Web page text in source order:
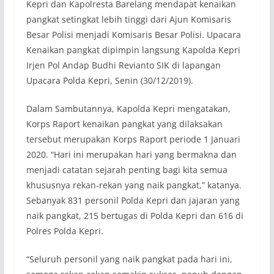
Kepri dan Kapolresta Barelang mendapat kenaikan
pangkat setingkat lebih tinggi dari Ajun Komisaris
Besar Polisi menjadi Komisaris Besar Polisi. Upacara
Kenaikan pangkat dipimpin langsung Kapolda Kepri
Irjen Pol Andap Budhi Revianto SIK di lapangan
Upacara Polda Kepri, Senin (30/12/2019).
Dalam Sambutannya, Kapolda Kepri mengatakan,
Korps Raport kenaikan pangkat yang dilaksakan
tersebut merupakan Korps Raport periode 1 Januari
2020. “Hari ini merupakan hari yang bermakna dan
menjadi catatan sejarah penting bagi kita semua
khususnya rekan-rekan yang naik pangkat,” katanya.
Sebanyak 831 personil Polda Kepri dan jajaran yang
naik pangkat, 215 bertugas di Polda Kepri dan 616 di
Polres Polda Kepri.
“Seluruh personil yang naik pangkat pada hari ini,